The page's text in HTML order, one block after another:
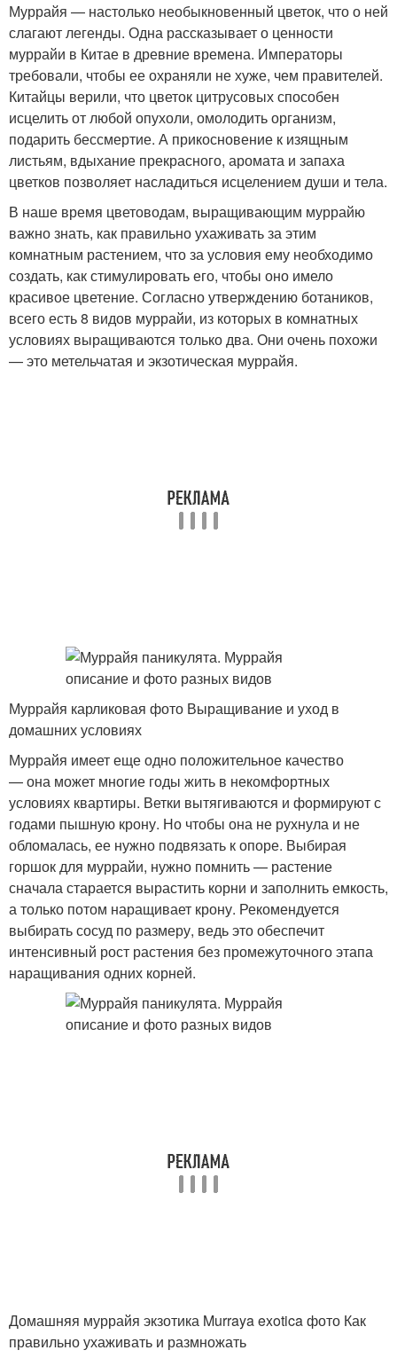
Муррайя — настолько необыкновенный цветок, что о ней
слагают легенды. Одна рассказывает о ценности
муррайи в Китае в древние времена. Императоры
требовали, чтобы ее охраняли не хуже, чем правителей.
Китайцы верили, что цветок цитрусовых способен
исцелить от любой опухоли, омолодить организм,
подарить бессмертие. А прикосновение к изящным
листьям, вдыхание прекрасного, аромата и запаха
цветков позволяет насладиться исцелением души и тела.
В наше время цветоводам, выращивающим муррайю
важно знать, как правильно ухаживать за этим
комнатным растением, что за условия ему необходимо
создать, как стимулировать его, чтобы оно имело
красивое цветение. Согласно утверждению ботаников,
всего есть 8 видов муррайи, из которых в комнатных
условиях выращиваются только два. Они очень похожи
— это метельчатая и экзотическая муррайя.
Муррайя карликовая фото Выращивание и уход в
домашних условиях
Муррайя имеет еще одно положительное качество
— она может многие годы жить в некомфортных
условиях квартиры. Ветки вытягиваются и формируют с
годами пышную крону. Но чтобы она не рухнула и не
обломалась, ее нужно подвязать к опоре. Выбирая
горшок для муррайи, нужно помнить — растение
сначала старается вырастить корни и заполнить емкость,
а только потом наращивает крону. Рекомендуется
выбирать сосуд по размеру, ведь это обеспечит
интенсивный рост растения без промежуточного этапа
наращивания одних корней.
Домашняя муррайя экзотика Murraya exotica фото Как
правильно ухаживать и размножать